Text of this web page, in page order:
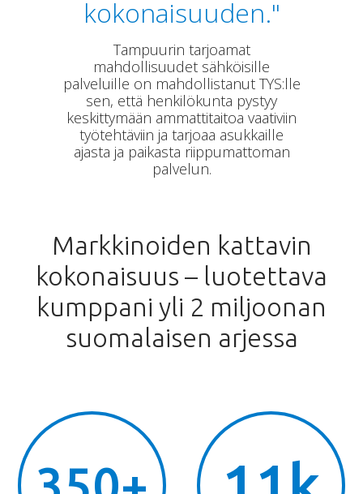
kokonaisuuden."
Tampuurin tarjoamat
mahdollisuudet sähköisille
palveluille on mahdollistanut TYS:lle
sen, että henkilökunta pystyy
keskittymään ammattitaitoa vaativiin
työtehtäviin ja tarjoaa asukkaille
ajasta ja paikasta riippumattoman
palvelun.
Markkinoiden kattavin
kokonaisuus – luotettava
kumppani yli 2 miljoonan
suomalaisen arjessa